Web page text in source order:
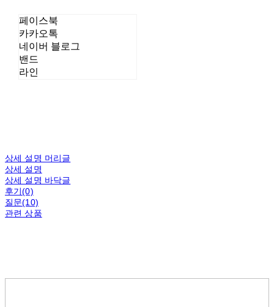
페이스북
카카오톡
네이버 블로그
밴드
라인
상세 설명 머리글
상세 설명
상세 설명 바닥글
후기(0)
질문(10)
관련 상품